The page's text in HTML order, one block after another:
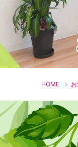
HOME >